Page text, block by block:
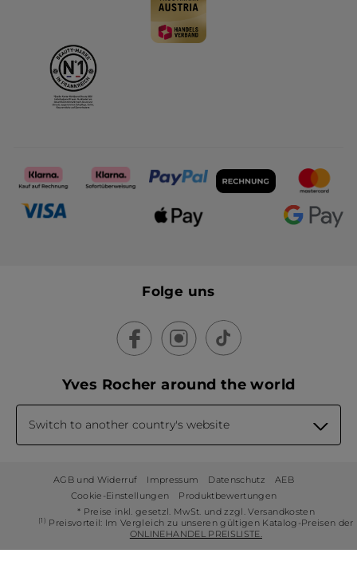
Folge uns
Yves Rocher around the world
Switch to another country's website
AGB und Widerruf Impressum Datenschutz
AEB
Cookie-Einstellungen
Produktbewertungen
* Preise inkl. gesetzl. MwSt. und zzgl. Versandkosten
(1) Preisvorteil: Im Vergleich zu unseren gültigen Katalog-Preisen der
ONLINEHANDEL PREISLISTE.